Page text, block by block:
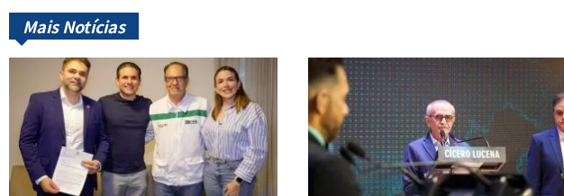
Mais Notícias